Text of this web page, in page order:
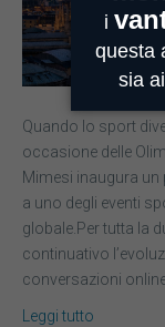
Quando lo sport
occasione delle
Mimesi inaugura
a uno degli eventi
globale.Per tutta la
continuativo
conversazioni online
Leggi tutto